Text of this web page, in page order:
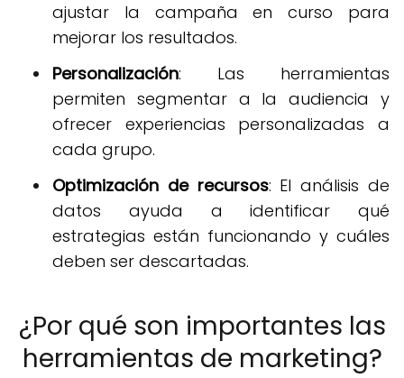
ajustar la campaña en curso para
mejorar los resultados.
Personalización: Las herramientas
permiten segmentar a la audiencia y
ofrecer experiencias personalizadas a
cada grupo.
Optimización de recursos: El análisis de
datos ayuda a identificar qué
estrategias están funcionando y cuáles
deben ser descartadas.
¿Por qué son importantes las
herramientas de marketing?